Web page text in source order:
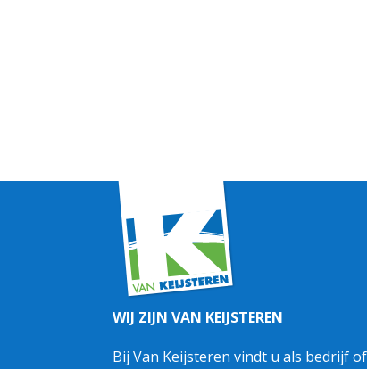
WIJ ZIJN VAN KEIJSTEREN
Bij Van Keijsteren vindt u als bedrijf of